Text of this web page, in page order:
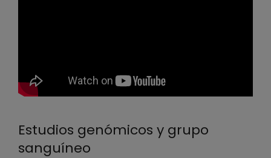
Estudios genómicos y grupo
sanguíneo